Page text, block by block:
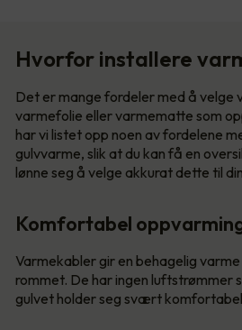
Hvorfor installere
Det er mange fordeler med å velge
varmefolie eller varmematte som
har vi listet opp noen av fordelene
gulvvarme, slik at du kan få en
lønne seg å velge akkurat dette til
Komfortabel
Varmekabler gir en behagelig
rommet. De har ingen luftstrømmer
gulvet holder seg svært